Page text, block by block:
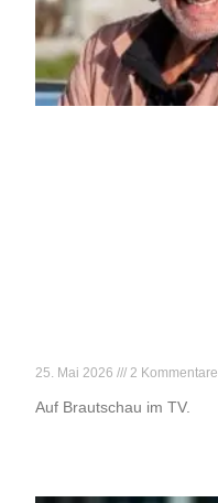
25. Mai 2026 2 Kommentare
Auf Brautschau im TV.